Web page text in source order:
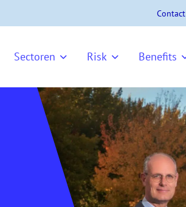
Contact
Sectoren Risk Benefits